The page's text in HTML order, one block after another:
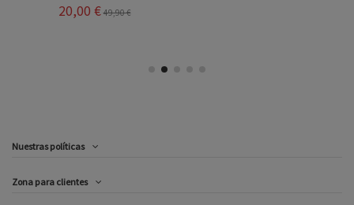
20,00 € 49,90 €
Nuestras políticas
Zona para clientes